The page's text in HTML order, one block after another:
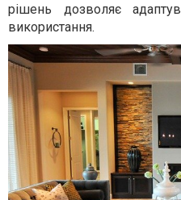
рішень дозволяє
використання.